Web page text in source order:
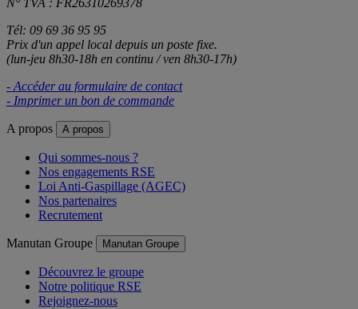
N° TVA : FR26310269378
Tél: 09 69 36 95 95
Prix d'un appel local depuis un poste fixe.
(lun-jeu 8h30-18h en continu / ven 8h30-17h)
- Accéder au formulaire de contact
- Imprimer un bon de commande
A propos A propos
Qui sommes-nous ?
Nos engagements RSE
Loi Anti-Gaspillage (AGEC)
Nos partenaires
Recrutement
Manutan Groupe Manutan Groupe
Découvrez le groupe
Notre politique RSE
Rejoignez-nous